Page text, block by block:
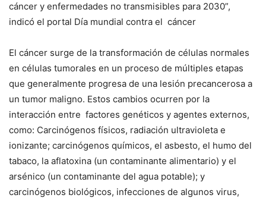
cáncer y enfermedades no transmisibles para 2030”,
indicó el portal Día mundial contra el cáncer
El cáncer surge de la transformación de células normales
en células tumorales en un proceso de múltiples etapas
que generalmente progresa de una lesión precancerosa a
un tumor maligno. Estos cambios ocurren por la
interacción entre factores genéticos y agentes externos,
como: Carcinógenos físicos, radiación ultravioleta e
ionizante; carcinógenos químicos, el asbesto, el humo del
tabaco, la aflatoxina (un contaminante alimentario) y el
arsénico (un contaminante del agua potable); y
carcinógenos biológicos, infecciones de algunos virus,